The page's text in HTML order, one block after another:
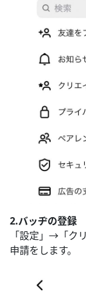
2.バッヂの登録
「設定」→「ク
申請をします。